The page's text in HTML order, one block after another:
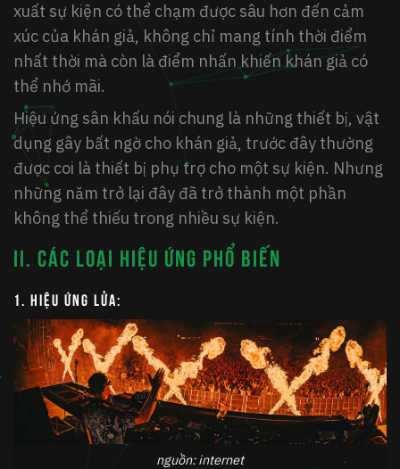
xuất sự kiện có thể chạm được sâu hơn đến cảm
xúc của khán giả, không chỉ mang tính thời điểm
nhất thời mà còn là điểm nhấn khiến khán giả có
thể nhớ mãi.
Hiệu ứng sân khấu nói chung là những thiết bị, vật
dụng gây bất ngờ cho khán giả, trước đây thường
được coi là thiết bị phụ trợ cho một sự kiện. Nhưng
những năm trở lại đây đã trở thành một phần
không thể thiếu trong nhiều sự kiện.
II. CÁC LOẠI HIỆU ỨNG PHỔ BIẾN
1. Hiệu ứng lửa:
nguồn: internet